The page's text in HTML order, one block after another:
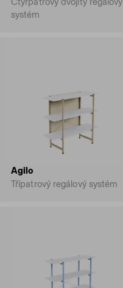
systém
Agilo
Třípatrový regálový systém